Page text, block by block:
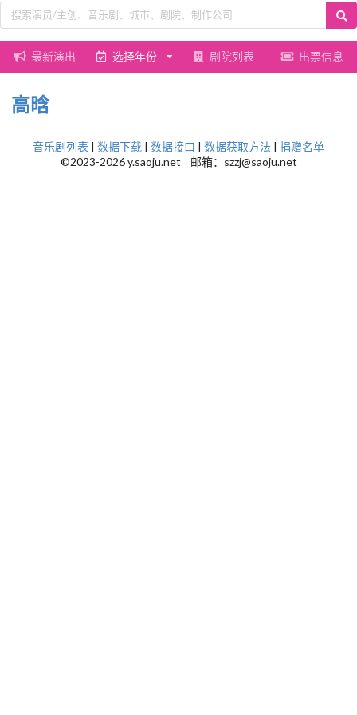
最新演出 选择年份 剧院列表 出票信息
高晗
音乐剧列表 | 数据下载 | 数据接口 | 数据获取方法 | 捐赠名单
©2023-2026 y.saoju.net 邮箱：szzj@saoju.net